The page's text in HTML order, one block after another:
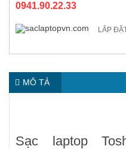
0941.90.22.33
LẮP
MÔ TẢ
Sạc laptop